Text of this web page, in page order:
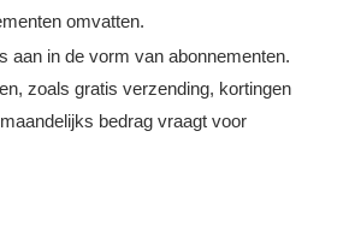
omvatten.
aan in de vorm van abonnementen.
zoals gratis verzending, kortingen
bedrag vraagt voor